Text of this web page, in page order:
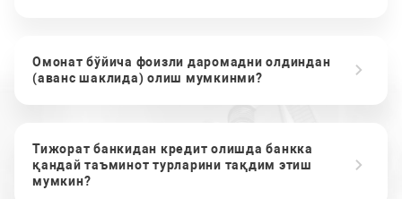
Омонат бўйича фоизли даромадни олдиндан
(аванс шаклида) олиш мумкинми?
Тижорат банкидан кредит олишда банкка
қандай таъминот турларини тақдим этиш
мумкин?